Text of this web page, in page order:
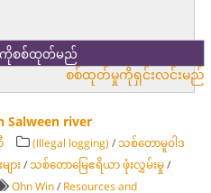
စစ်ထုတ်မှုကိုရှင်းလင်းမည်
Salween river
(Illegal logging) /သစ်တောမူဝါဒ
ား/သစ်တောမြေဧရိယာ ဖုံးလွှမ်းမှု/
Ohn Win/ Resources and